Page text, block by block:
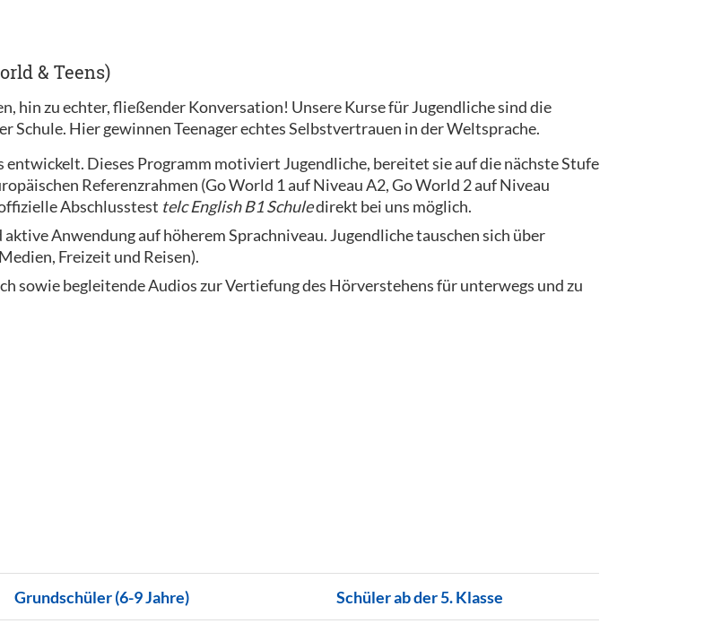
& Teens)
hin zu echter, fließender Konversation! Unsere Kurse für Jugendliche sind die
Schule. Hier gewinnen Teenager echtes Selbstvertrauen in der Weltsprache.
entwickelt. Dieses Programm motiviert Jugendliche, bereitet sie auf die nächste Stufe
Referenzrahmen (Go World 1 auf Niveau A2, Go World 2 auf Niveau
Abschlusstest telc English B1 Schuledirekt bei uns möglich.
Anwendung auf höherem Sprachniveau. Jugendliche tauschen sich über
Freizeit und Reisen).
sowie begleitende Audios zur Vertiefung des Hörverstehens für unterwegs und zu
Grundschüler (6-9 Jahre) Schüler ab der 5. Klasse